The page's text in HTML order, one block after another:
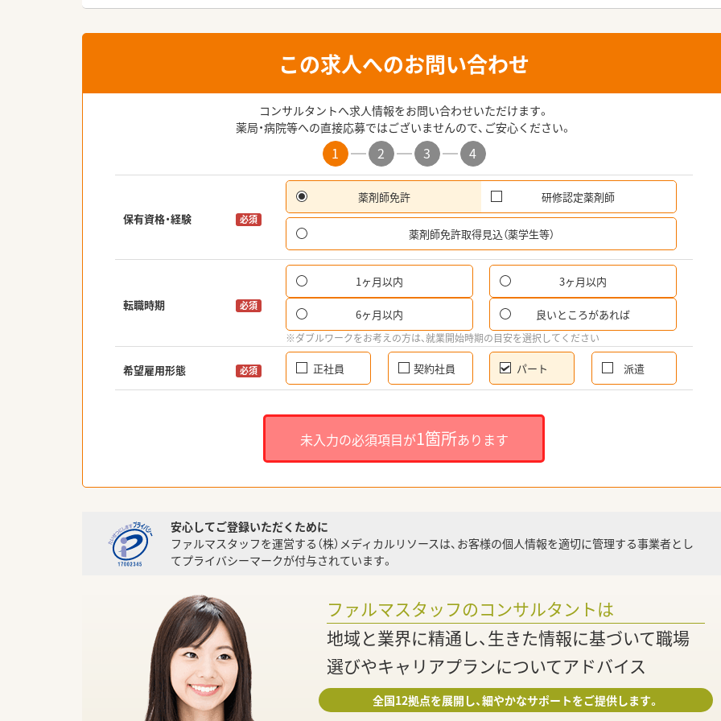
この求人へのお問い合わせ
コンサルタントへ求人情報をお問い合わせいただけます。
薬局・病院等への直接応募ではございませんので、ご安心ください。
1 2 3 4
保有資格・経験 必須
薬剤師免許 研修認定薬剤師
薬剤師免許取得見込（薬学生等）
転職時期 必須
1ヶ月以内 3ヶ月以内
6ヶ月以内 良いところがあれば
※ダブルワークをお考えの方は、就業開始時期の目安を選択してください
希望雇用形態 必須 正社員 契約社員 パート 派遣
未入力の必須項目が1箇所あります
安心してご登録いただくために
ファルマスタッフを運営する（株）メディカルリソースは、お客様の個人情報を適切に管理する事業者とし
てプライバシーマークが付与されています。
ファルマスタッフのコンサルタントは
地域と業界に精通し、生きた情報に基づいて職場
選びやキャリアプランについてアドバイス
全国12拠点を展開し、細やかなサポートをご提供します。